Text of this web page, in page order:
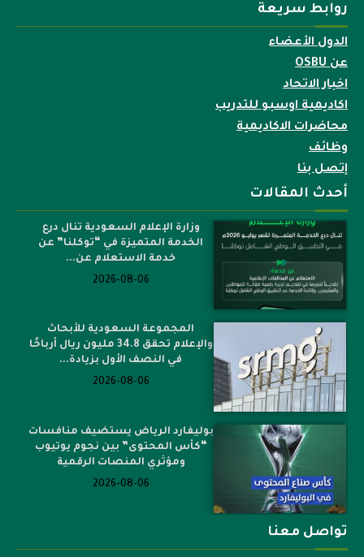
روابط سريعة
الدول الأعضاء
عن OSBU
اخبار الاتحاد
اكاديمية اوسبو للتدريب
محاضرات الاكاديمية
وظائف
إتصل بنا
أحدث المقالات
وزارة الإعلام السعودية تنال درع
الخدمة المتميزة في “توكلنا” عن
خدمة الاستعلام عن...
2026-08-06
المجموعة السعودية للأبحاث
والإعلام تحقق 34.8 مليون ريال أرباحًا
في النصف الأول بزيادة...
2026-08-06
بوليفارد الرياض يستضيف منافسات
“كأس المحتوى” بين نجوم يوتيوب
ومؤثري المنصات الرقمية
2026-08-06
تواصل معنا